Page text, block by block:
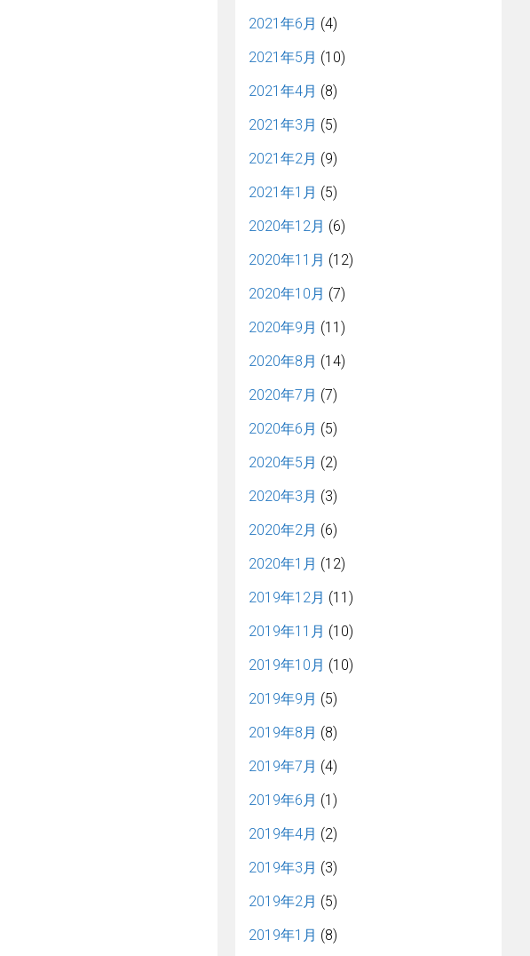
2021年6月 (4)
2021年5月 (10)
2021年4月 (8)
2021年3月 (5)
2021年2月 (9)
2021年1月 (5)
2020年12月 (6)
2020年11月 (12)
2020年10月 (7)
2020年9月 (11)
2020年8月 (14)
2020年7月 (7)
2020年6月 (5)
2020年5月 (2)
2020年3月 (3)
2020年2月 (6)
2020年1月 (12)
2019年12月 (11)
2019年11月 (10)
2019年10月 (10)
2019年9月 (5)
2019年8月 (8)
2019年7月 (4)
2019年6月 (1)
2019年4月 (2)
2019年3月 (3)
2019年2月 (5)
2019年1月 (8)